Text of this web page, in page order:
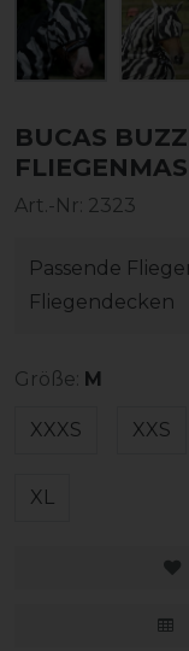
BUCAS
Art.-Nr: 2323
Passende
Fliegendecken
Größe: M
XXXS XXS
XL